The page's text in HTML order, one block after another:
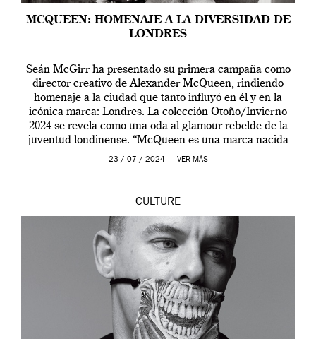
MCQUEEN: HOMENAJE A LA DIVERSIDAD DE
LONDRES
Seán McGirr ha presentado su primera campaña como
director creativo de Alexander McQueen, rindiendo
homenaje a la ciudad que tanto influyó en él y en la
icónica marca: Londres. La colección Otoño/Invierno
2024 se revela como una oda al glamour rebelde de la
juventud londinense. “McQueen es una marca nacida
en Londres y siempre ha […]
23 / 07 / 2024 — VER MÁS
CULTURE